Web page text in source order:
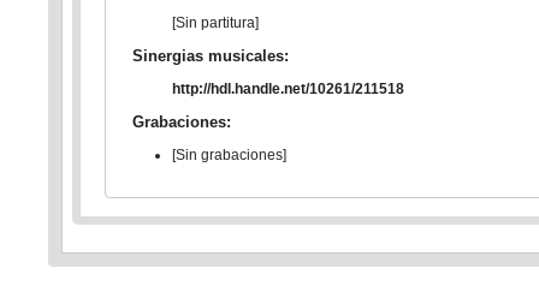
[Sin partitura]
Sinergias musicales:
http://hdl.handle.net/10261/211518
Grabaciones:
[Sin grabaciones]